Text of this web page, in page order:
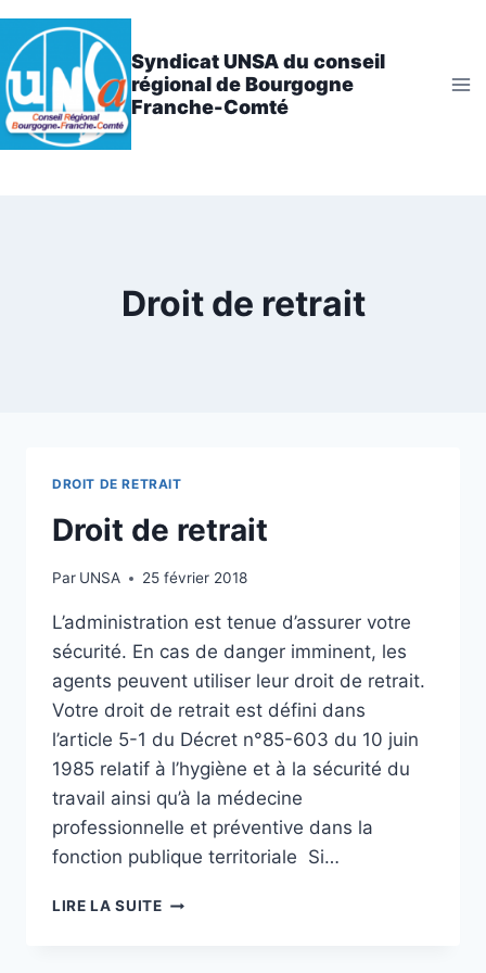
Aller
au
contenu
Syndicat UNSA du conseil
régional de Bourgogne
Franche-Comté
Droit de retrait
DROIT DE RETRAIT
Droit de retrait
Par UNSA 25 février 2018
L’administration est tenue d’assurer votre
sécurité. En cas de danger imminent, les
agents peuvent utiliser leur droit de retrait.
Votre droit de retrait est défini dans
l’article 5-1 du Décret n°85-603 du 10 juin
1985 relatif à l’hygiène et à la sécurité du
travail ainsi qu’à la médecine
professionnelle et préventive dans la
fonction publique territoriale Si…
LIRE LA SUITEDROIT